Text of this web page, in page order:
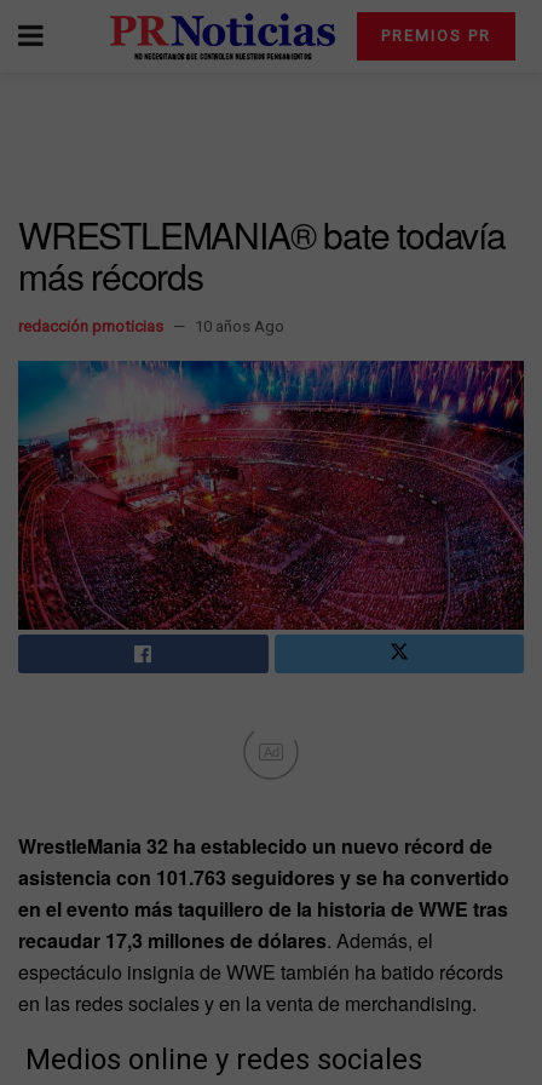
PREMIOS PR
WRESTLEMANIA® bate todavía
más récords
redacción prnoticias 10 años Ago
Ad
WrestleMania 32 ha establecido un nuevo récord de
asistencia con 101.763 seguidores y se ha convertido
en el evento más taquillero de la historia de WWE tras
recaudar 17,3 millones de dólares. Además, el
espectáculo insignia de WWE también ha batido récords
en las redes sociales y en la venta de merchandising.
Medios online y redes sociales